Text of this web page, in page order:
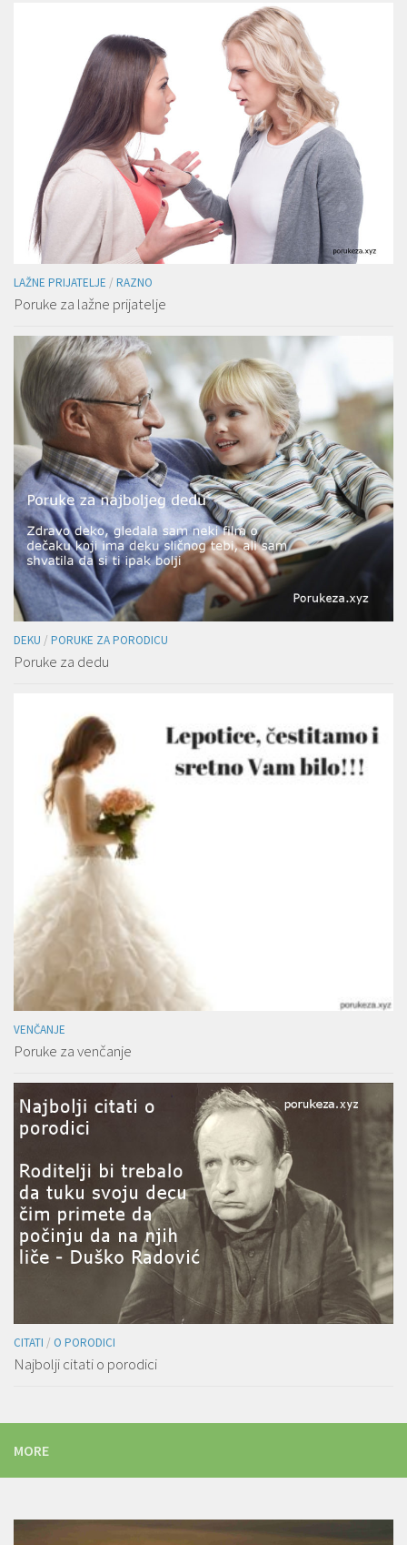
LAŽNE PRIJATELJE / RAZNO
Poruke za lažne prijatelje
DEKU / PORUKE ZA PORODICU
Poruke za dedu
VENČANJE
Poruke za venčanje
CITATI / O PORODICI
Najbolji citati o porodici
MORE